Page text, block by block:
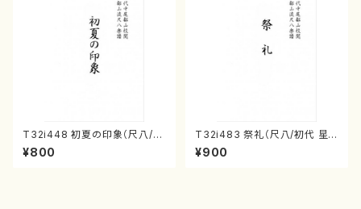
T32i448 初夏の印象（尺八/久
本玄智/楽譜）都山流公刊楽譜曲
番:2155
¥800
T32i483 祭礼（尺八/初代 星
田一山/楽譜）都山流公刊楽譜曲
番:2191
¥900